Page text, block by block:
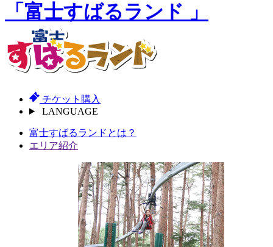
「富士すばるランド 」
チケット購入
LANGUAGE
富⼠すばるランドとは？
エリア紹介